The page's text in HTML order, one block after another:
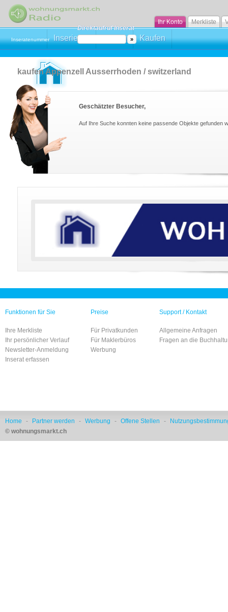
Ihr Konto Merkliste
Inserieren Mieten Kaufen
Direktaufruf Inserat
Inseratenummer
kaufen Appenzell Ausserrhoden / switzerland
Geschätzter Besucher,
Auf Ihre Suche konnten keine passende Objekte gefunden
Funktionen für Sie
Ihre Merkliste
Ihr persönlicher Verlauf
Newsletter-Anmeldung
Inserat erfassen
Preise
Für Privatkunden
Für Maklerbüros
Werbung
Support / Kontakt
Allgemeine Anfragen
Fragen an die
Home - Partner werden - Werbung - Offene Stellen -
© wohnungsmarkt.ch